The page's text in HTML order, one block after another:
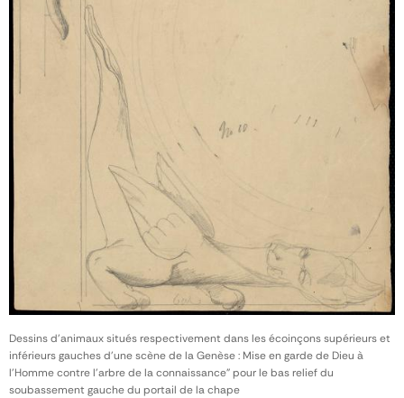
Dessins d'animaux situés respectivement dans les écoinçons supérieurs et
inférieurs gauches d'une scène de la Genèse : Mise en garde de Dieu à
l'Homme contre l'arbre de la connaissance" pour le bas relief du
soubassement gauche du portail de la chape